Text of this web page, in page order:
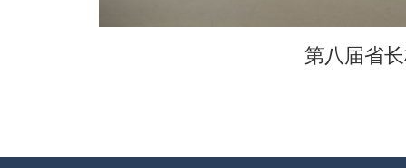
第八届省